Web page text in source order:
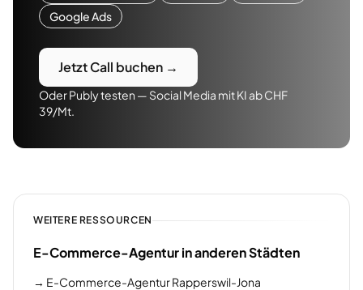
Google Ads
Jetzt Call buchen →
Oder Publy testen — Social Media mit KI ab CHF
39/Mt.
WEITERE RESSOURCEN
E-Commerce-Agentur in anderen Städten
→ E-Commerce-Agentur Rapperswil-Jona